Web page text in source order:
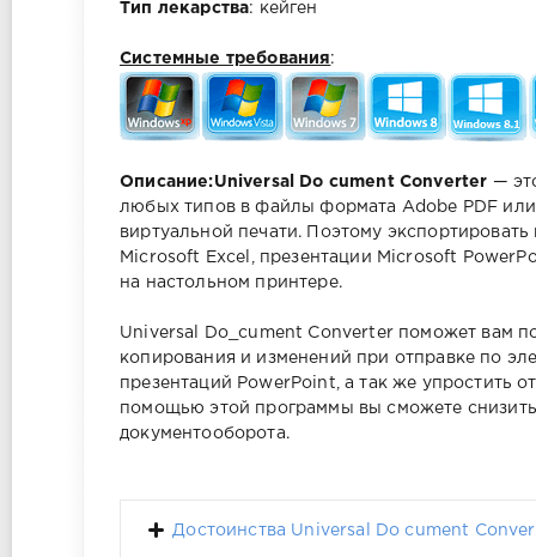
Тип лекарства: кейген
Системные требования:
Описание:Universal Do cument Converter —
любых типов в файлы формата Adobe PDF
виртуальной печати. Поэтому
Microsoft Excel, презентации Microsoft
на настольном принтере.
Universal Do_cument Converter поможет вам
копирования и изменений при отправке по
презентаций PowerPoint, а так же упростить
помощью этой программы вы сможете снизить
документооборота.
Достоинства Universal Do cument